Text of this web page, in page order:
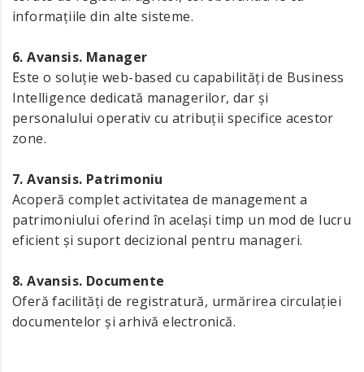
informațiile din alte sisteme.
6. Avansis. Manager
Este o soluție web-based cu capabilități de Business
Intelligence dedicată managerilor, dar și
personalului operativ cu atribuții specifice acestor
zone.
7. Avansis. Patrimoniu
Acoperă complet activitatea de management a
patrimoniului oferind în același timp un mod de lucru
eficient și suport decizional pentru manageri.
8. Avansis. Documente
Oferă facilități de registratură, urmărirea circulației
documentelor și arhivă electronică.